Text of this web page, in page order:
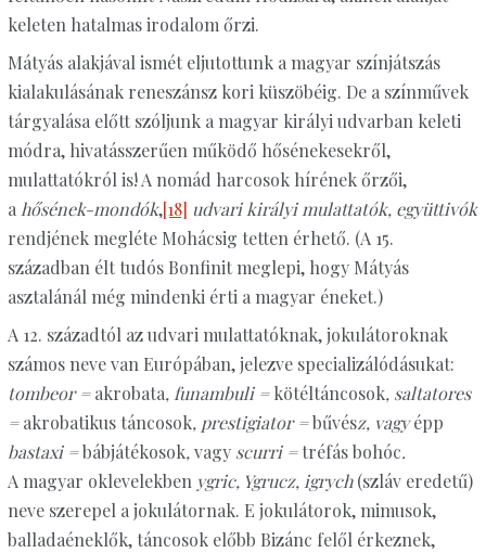
keleten hatalmas irodalom őrzi.
Mátyás alakjával ismét eljutottunk a magyar színjátszás
kialakulásának reneszánsz kori küszöbéig. De a színművek
tárgyalása előtt szóljunk a magyar királyi udvarban keleti
módra, hivatásszerűen működő hősénekesekről,
mulattatókról is! A nomád harcosok hírének őrzői,
a hősének-mondók,[18] udvari királyi mulattatók, együttivók
rendjének megléte Mohácsig tetten érhető. (A 15.
században élt tudós Bonfinit meglepi, hogy Mátyás
asztalánál még mindenki érti a magyar éneket.)
A 12. századtól az udvari mulattatóknak, jokulátoroknak
számos neve van Európában, jelezve specializálódásukat:
tombeor =akrobata, funambuli =kötéltáncosok, saltatores
=akrobatikus táncosok, prestigiator =bűvész, vagyépp
bastaxi =bábjátékosok,vagy scurri =tréfás bohóc.
A magyar oklevelekben ygric, Ygrucz, igrych(szláv eredetű)
neve szerepel a jokulátornak. E jokulátorok, mimusok,
balladaéneklők, táncosok előbb Bizánc felől érkeznek,